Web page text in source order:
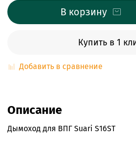
В корзину
Купить в 1
Добавить в сравнение
Описание
Дымоход для ВПГ Suari S16ST